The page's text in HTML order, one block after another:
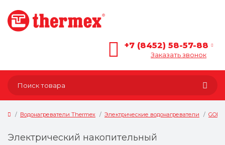
+7 (8452) 58-57-88
Заказать звонок
Водонагреватели Thermex Электрические водонагреватели GOLF
Электрический накопительный